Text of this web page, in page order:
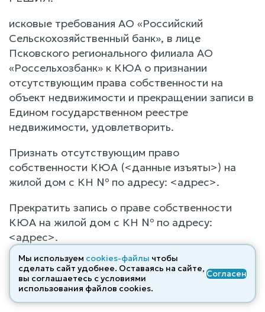
исковые требования АО «Российский
Сельскохозяйственный банк», в лице
Псковского регионального филиала АО
«Россельхозбанк» к КЮА о признании
отсутствующим права собственности на
объект недвижимости и прекращении записи в
Едином государственном реестре
недвижимости, удовлетворить.
Признать отсутствующим право
собственности КЮА (<данные изъяты>) на
жилой дом с КН № по адресу: <адрес>.
Прекратить запись о праве собственности
КЮА на жилой дом с КН № по адресу:
<адрес>.
Прекратить запись о жилом доме с КН № по
адресу: <адрес>, как об объекте
недвижимости.
Мы используем cookies-файлы чтобы
сделать сайт удобнее. Оставаясь на сайте,
вы соглашаетесь с условиями
использования файлов cооkies.
Согласен